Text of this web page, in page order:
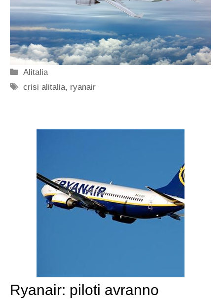
Categorie
Alitalia
Tag
crisi alitalia, ryanair
Ryanair: piloti avranno